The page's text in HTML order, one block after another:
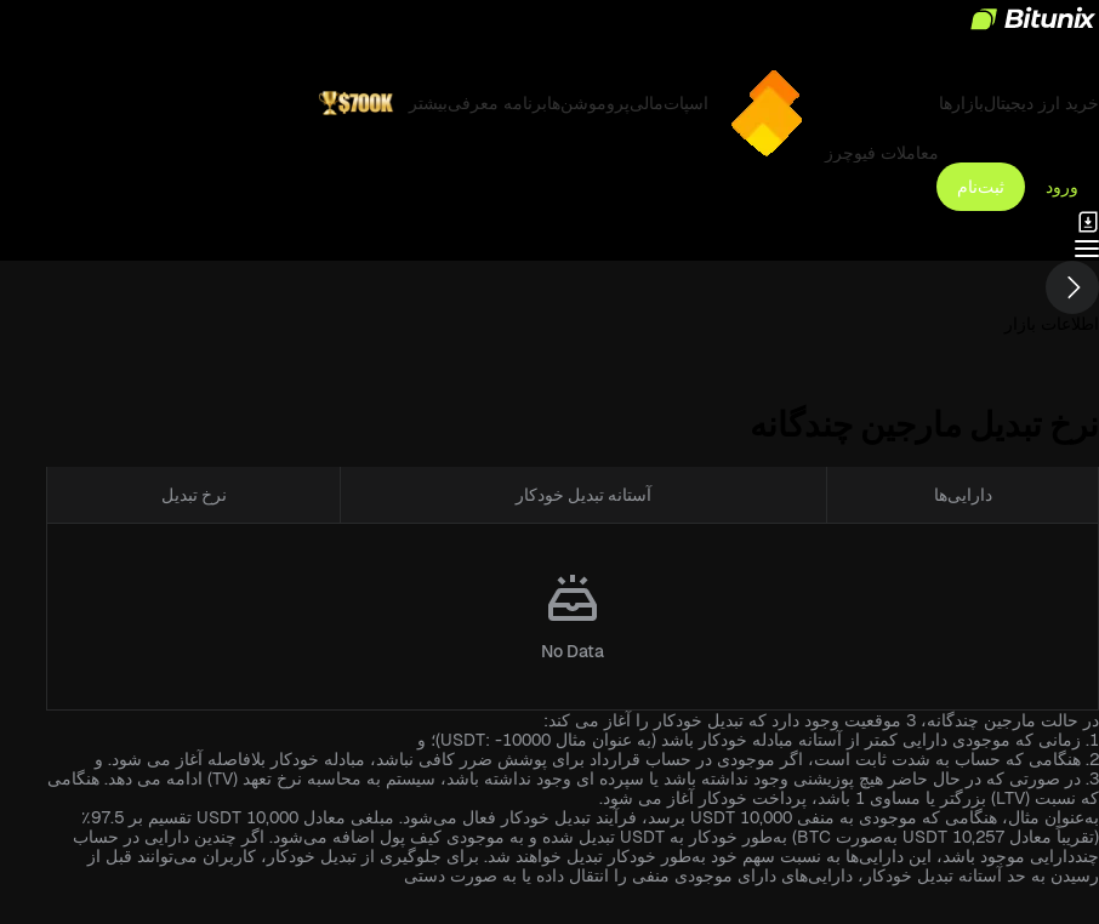
خرید ارز دیجیتالبازارها
معاملات فیوچرز
اسپاتمالیپروموشن‌هابرنامه معرفیبیشتر
ورود ثبت‌نام
دارایی‌ها آستانه تبدیل خودکار نرخ تبدیل
No Data
در حالت مارجین چندگانه، 3 موقعیت وجود دارد که تبدیل خودکار را آغاز می کند:
1. زمانی که موجودی دارایی کمتر از آستانه مبادله خودکار باشد (به عنوان مثال USDT: -10000)؛ و
2. هنگامی که حساب به شدت ثابت است، اگر موجودی در حساب قرارداد برای پوشش ضرر کافی نباشد، مبادله خودکار بلافاصله آغاز می شود. و
3. در صورتی که در حال حاضر هیچ پوزیشنی وجود نداشته باشد یا سپرده ای وجود نداشته باشد، سیستم به محاسبه نرخ تعهد (TV) ادامه می دهد. هنگامی
که نسبت (LTV) بزرگتر یا مساوی 1 باشد، پرداخت خودکار آغاز می شود.
به‌عنوان مثال، هنگامی که موجودی به منفی 10,000 USDT برسد، فرآیند تبدیل خودکار فعال می‌شود. مبلغی معادل 10,000 USDT تقسیم بر 97.5٪
(تقریباً معادل 10,257 USDT به‌صورت BTC) به‌طور خودکار به USDT تبدیل شده و به موجودی کیف پول اضافه می‌شود. اگر چندین دارایی در حساب
چنددارایی موجود باشد، این دارایی‌ها به نسبت سهم خود به‌طور خودکار تبدیل خواهند شد. برای جلوگیری از تبدیل خودکار، کاربران می‌توانند قبل از
رسیدن به حد آستانه تبدیل خودکار، دارایی‌های دارای موجودی منفی را انتقال داده یا به صورت دستی